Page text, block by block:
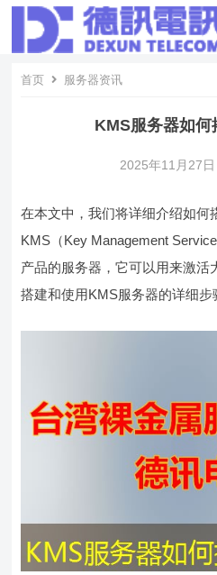
首页 服务器资讯
KMS服务器如何
2025年11月27
在本文中，我们将详细介绍如何
KMS（Key Management
产品的服务器，它可以用来激活
搭建和使用KMS服务器的详细步